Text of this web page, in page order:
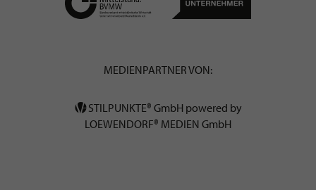
MEDIENPARTNER VON:
STILPUNKTE® GmbH powered by
LOEWENDORF® MEDIEN GmbH